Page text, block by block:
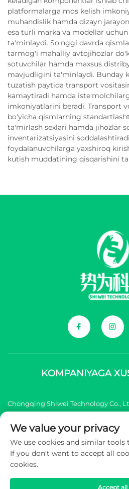
platformalarga mos kelish
muhandislik hamda dizayn
esa turli marka va modellar
ta'minlaydi. So'nggi davrda
tarmog'i mahalliy avtojihozlar
sotuvchilar hamda maxsus
mavjudligini ta'minlaydi. Bunday
tuzatish paytida transport
kamaytiradi hamda
imkoniyatlarini beradi. Transport
bo'yicha qismlarning
ta'mirlash sexlari hamda jihozlar
inventarizatsiyasini
foydalanuvchilarga yaxshiroq
kutish muddatining qisqarishini
KOMPANIYAGA
Chongqing Shiwei Technology Co.,
komponentlarni taqdim etish bilan
Mualliflik huquqi © 2025
We value your privacy
We use cookies and similar tools
If you don't want to accept all
cookies.
Accept all